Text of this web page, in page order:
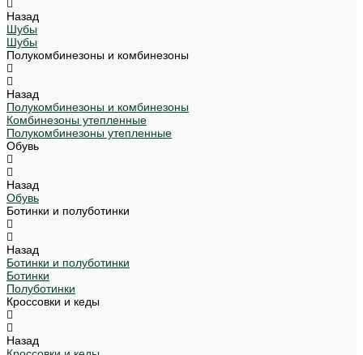
Назад
Шубы
Шубы
Полукомбинезоны и комбинезоны
Назад
Полукомбинезоны и комбинезоны
Комбинезоны утепленные
Полукомбинезоны утепленные
Обувь
Назад
Обувь
Ботинки и полуботинки
Назад
Ботинки и полуботинки
Ботинки
Полуботинки
Кроссовки и кеды
Назад